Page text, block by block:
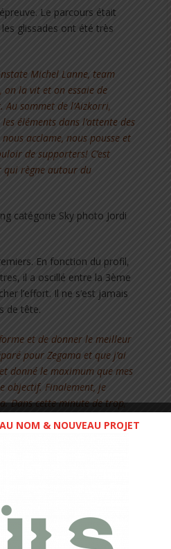
Le parcours était
glissades ont été très
Michel Lanne, team
on la vit et on essaie de
sommet de l’Aizkorri,
éléments dans l’attente des
acclame, nous pousse et
de supporters! C’est
qui règne autour du
En fonction du profil,
il a oscillé entre la 3ème
l’effort. Il ne s’est jamais
de tête.
et de donner le meilleur
pour Zegama et que j’ai
donné le maximum que mes
objectif. Finalement, je
Dans cette minute de trop,
privant du Top 5. Comme on
avait tenu à cocher
ma préparation. Je sais
NOM & NOUVEAU PROJET